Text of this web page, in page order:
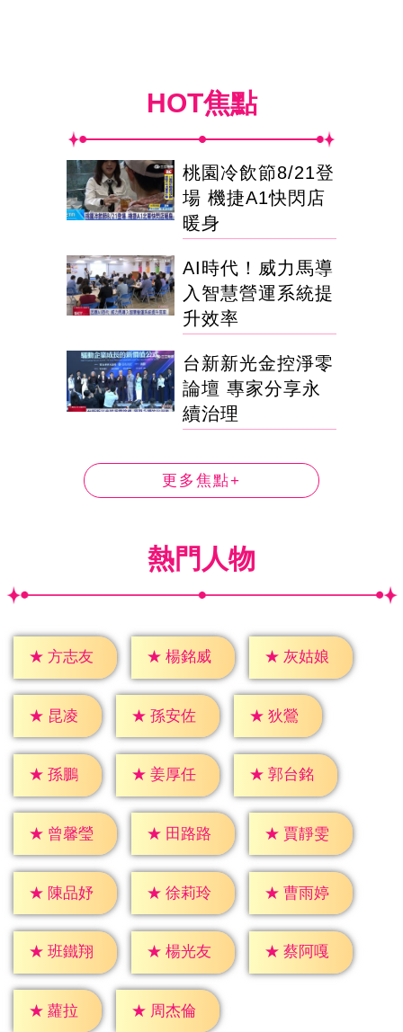
HOT焦點
桃園冷飲節8/21登
場 機捷A1快閃店
暖身
AI時代！威力馬導
入智慧營運系統提
升效率
台新新光金控淨零
論壇 專家分享永
續治理
更多焦點+
熱門人物
★ 方志友 ★ 楊銘威 ★ 灰姑娘
★ 昆凌 ★ 孫安佐 ★ 狄鶯
★ 孫鵬 ★ 姜厚任 ★ 郭台銘
★ 曾馨瑩 ★ 田路路 ★ 賈靜雯
★ 陳品妤 ★ 徐莉玲 ★ 曹雨婷
★ 班鐵翔 ★ 楊光友 ★ 蔡阿嘎
★ 蘿拉 ★ 周杰倫